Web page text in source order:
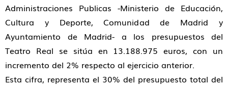
Administraciones Publicas -Ministerio de Educación,
Cultura y Deporte, Comunidad de Madrid y
Ayuntamiento de Madrid- a los presupuestos del
Teatro Real se sitúa en 13.188.975 euros, con un
incremento del 2% respecto al ejercicio anterior.
Esta cifra, representa el 30% del presupuesto total del